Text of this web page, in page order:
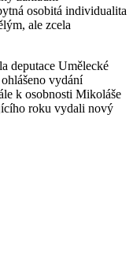
osobitá individualita
ale zcela
deputace Umělecké
vydání
k osobnosti Mikoláše
roku vydali nový